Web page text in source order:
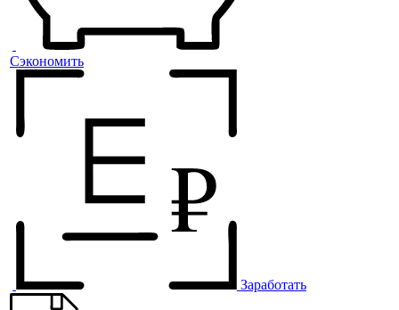
Сэкономить
Заработать